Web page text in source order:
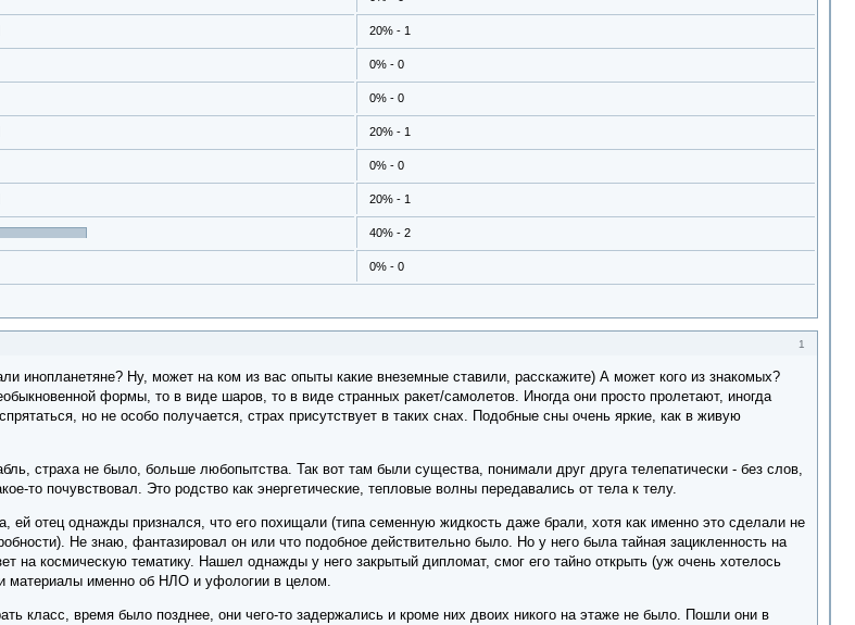
20% - 1
0% - 0
0% - 0
20% - 1
0% - 0
20% - 1
40% - 2
0% - 0
1
инопланетяне? Ну, может на ком из вас опыты какие внеземные ставили, расскажите) А может кого из знакомых?
формы, то в виде шаров, то в виде странных ракет/самолетов. Иногда они просто пролетают, иногда
но не особо получается, страх присутствует в таких снах. Подобные сны очень яркие, как в живую
страха не было, больше любопытства. Так вот там были существа, понимали друг друга телепатически - без слов,
то почувствовал. Это родство как энергетические, тепловые волны передавались от тела к телу.
ей отец однажды признался, что его похищали (типа семенную жидкость даже брали, хотя как именно это сделали не
Не знаю, фантазировал он или что подобное действительно было. Но у него была тайная зацикленность на
на космическую тематику. Нашел однажды у него закрытый дипломат, смог его тайно открыть (уж очень хотелось
материалы именно об НЛО и уфологии в целом.
класс, время было позднее, они чего-то задержались и кроме них двоих никого на этаже не было. Пошли они в